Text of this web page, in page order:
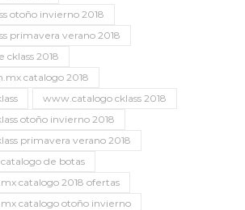
otoño invierno 2018
primavera verano 2018
cklass 2018
catalogo 2018
www.catalogo cklass 2018
otoño invierno 2018
primavera verano 2018
de botas
catalogo 2018 ofertas
catalogo otoño invierno